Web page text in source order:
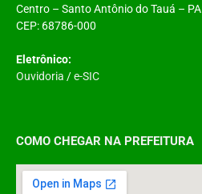
Centro – Santo Antônio do Tauá – PA
CEP: 68786-000
Eletrônico:
Ouvidoria /e-SIC
COMO CHEGAR NA PREFEITURA